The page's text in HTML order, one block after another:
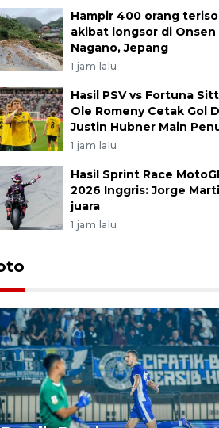
Hampir 400 orang
akibat longsor di Onsen
Nagano, Jepang
1 jam lalu
Hasil PSV vs Fortuna
Ole Romeny Cetak Gol
Justin Hubner Main
1 jam lalu
Hasil Sprint Race
2026 Inggris: Jorge
juara
1 jam lalu